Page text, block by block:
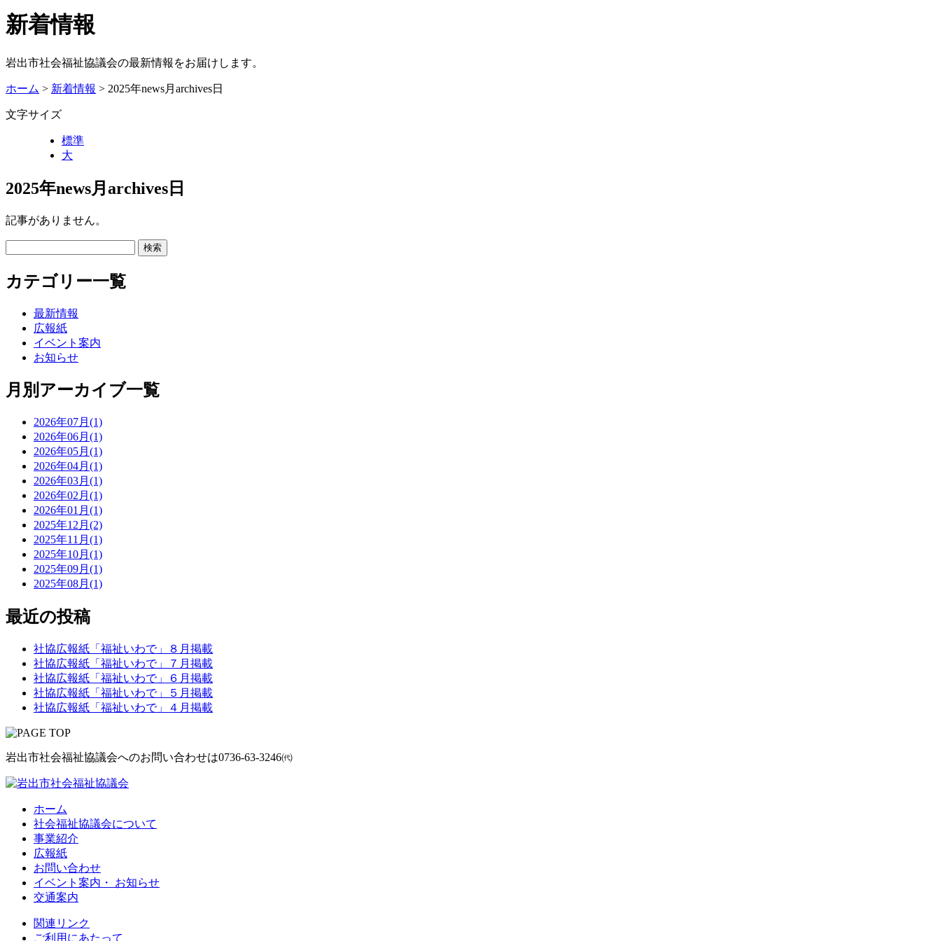
新着情報
岩出市社会福祉協議会の最新情報をお届けします。
ホーム > 新着情報 > 2025年news月archives日
文字サイズ
標準
大
2025年news月archives日
記事がありません。
カテゴリー一覧
最新情報
広報紙
イベント案内
お知らせ
月別アーカイブ一覧
2026年07月(1)
2026年06月(1)
2026年05月(1)
2026年04月(1)
2026年03月(1)
2026年02月(1)
2026年01月(1)
2025年12月(2)
2025年11月(1)
2025年10月(1)
2025年09月(1)
2025年08月(1)
最近の投稿
社協広報紙「福祉いわで」８月掲載
社協広報紙「福祉いわで」７月掲載
社協広報紙「福祉いわで」６月掲載
社協広報紙「福祉いわで」５月掲載
社協広報紙「福祉いわで」４月掲載
岩出市社会福祉協議会へのお問い合わせは0736-63-3246㈹
ホーム
社会福祉協議会について
事業紹介
広報紙
お問い合わせ
イベント案内・ お知らせ
交通案内
関連リンク
ご利用にあたって